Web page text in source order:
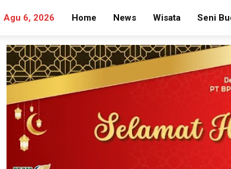
Agu 6, 2026 Home News Wisata Seni